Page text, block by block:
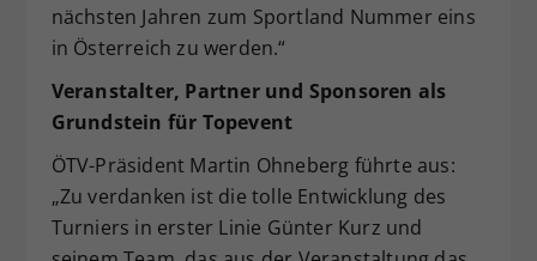
nächsten Jahren zum Sportland Nummer eins
in Österreich zu werden.“
Veranstalter, Partner und Sponsoren als
Grundstein für Topevent
ÖTV-Präsident Martin Ohneberg führte aus:
„Zu verdanken ist die tolle Entwicklung des
Turniers in erster Linie Günter Kurz und